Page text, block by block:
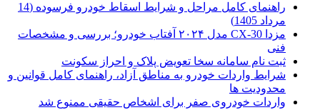
راهنمای کامل مراحل و شرایط اسقاط خودرو فرسوده (14
مرداد 1405)
مزدا CX-30 مدل ۲۰۲۴ آفتاب خودرو؛ بررسی و مشخصات
فنی
ثبت نام سامانه سخا تعویض پلاک و احراز سکونت
شرایط واردات خودرو به مناطق آزاد، راهنمای کامل قوانین و
محدودیت ها
واردات خودروی صفر برای اشخاص حقیقی ممنوع شد